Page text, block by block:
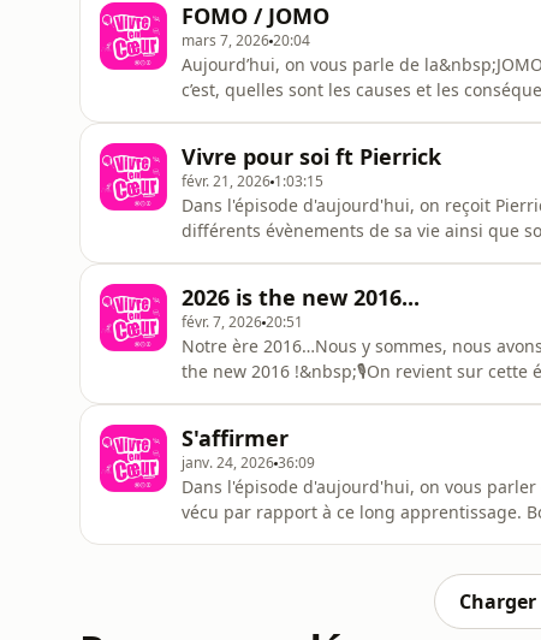
FOMO / JOMO
mars 7, 202620:04
Aujourd’hui, on vous parle de
c’est, quelles sont les causes et les
Vivre pour soi ft Pierrick
févr. 21, 2026 1:03:15
Dans l'épisode d'aujourd'hui, on reçoit
différents évènements de sa vie ainsi que
2026 is the new 2016...
févr. 7, 202620:51
Notre ère 2016…Nous y sommes, nous
the new 2016 !&nbsp;🎙️On revient sur cette
S'affirmer
janv. 24, 202636:09
Dans l'épisode d'aujourd'hui, on vous parler de l'affirmation de soi, de savoir dire non, et de notre
vécu par rapport à ce long apprentissage.
Charger